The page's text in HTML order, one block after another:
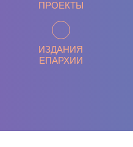
ПРОЕКТЫ
ИЗДАНИЯ
ЕПАРХИИ